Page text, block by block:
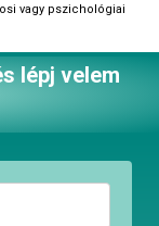
vagy pszichológiai
lépj velem